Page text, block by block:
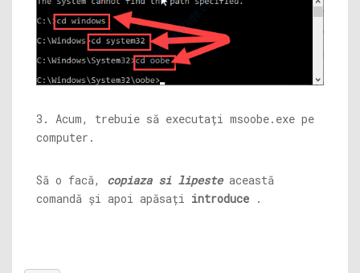
3. Acum, trebuie să executați msoobe.exe pe
computer.
Să o facă, copiaza si lipeste această
comandă și apoi apăsați introduce .